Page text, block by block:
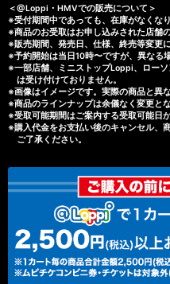
＜@Loppi・HMVでの販売について＞
※受付期間中であっても、在庫がなくな
※商品のお受取はお申し込みされた店舗
※販売期間、発売日、仕様、終売等変更
※予約開始は当日10時〜ですが、異なる
※一部店舗、ミニストップLoppi、ロー
は受け付けておりません。
※画像はイメージです。実際の商品と異
※商品のラインナップは余儀なく変更と
※受取可能期間はご案内する受取可能日か
※購入代金をお支払い後のキャンセル、
ご了承ください。